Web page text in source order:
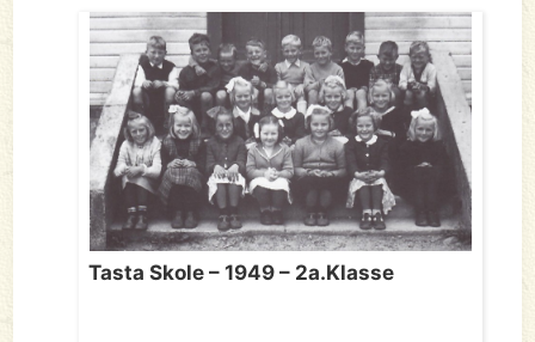
Tasta Skole – 1949 – 2a.Klasse